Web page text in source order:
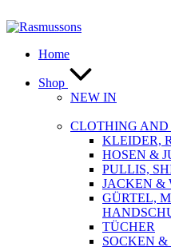
Inhalt
Home
Shop
NEW IN
CLOTHING AND
KLEIDER,
HOSEN &
PULLIS,
JACKEN &
GÜRTEL,
TÜCHER
SOCKEN &